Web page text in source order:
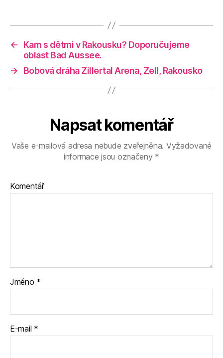
←
Kam s dětmi v Rakousku? Doporučujeme
oblast Bad Aussee.
→
Bobová dráha Zillertal Arena, Zell, Rakousko
Napsat komentář
Vaše e-mailová adresa nebude zveřejněna. Vyžadované
informace jsou označeny *
Komentář
Jméno *
E-mail *